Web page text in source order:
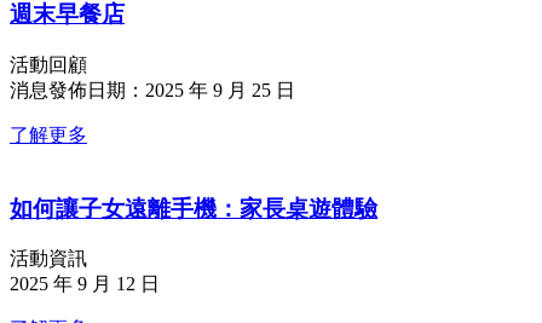
週末早餐店
活動回顧
消息發佈日期：2025 年 9 月 25 日
了解更多
如何讓子女遠離手機：家長桌遊體驗
活動資訊
2025 年 9 月 12 日